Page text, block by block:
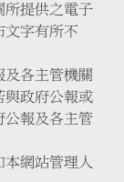
所提供之電子
文字有所不
各主管機關
與政府公報或
公報及各主管
網站管理人